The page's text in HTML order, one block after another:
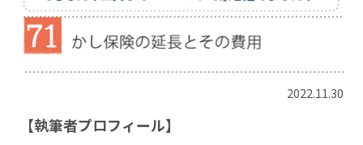
2022.11.30
【執筆者プロフィール】